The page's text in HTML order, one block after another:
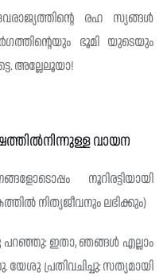
രഹ സ്യങ്ങൾ
ഭൂമി യുടെയും
അല്ലേലൂയാ!
വായന
നൂറിരട്ടിയായി
നിത്യജീവനും ലഭിക്കും)
ഇതാ, ഞങ്ങൾ എല്ലാം
യേശു പ്രതിവചിച്ചു: സത്യമായി